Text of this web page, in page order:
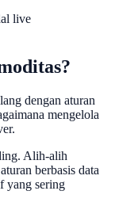
live
dengan aturan
mengelola
Alih-alih
berbasis data
yang sering